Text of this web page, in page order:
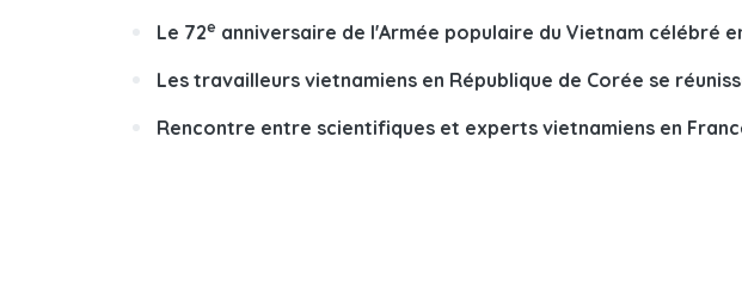
Le 72e anniversaire de l'Armée populaire du Vietnam célébré
Les travailleurs vietnamiens en ​République de Corée se
Rencontre entre scientifiques et experts vietnamiens en